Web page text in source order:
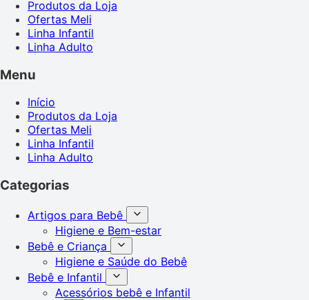
Produtos da Loja
Ofertas Meli
Linha Infantil
Linha Adulto
Menu
Início
Produtos da Loja
Ofertas Meli
Linha Infantil
Linha Adulto
Categorias
Artigos para Bebê
Higiene e Bem-estar
Bebê e Criança
Higiene e Saúde do Bebê
Bebê e Infantil
Acessórios bebê e Infantil